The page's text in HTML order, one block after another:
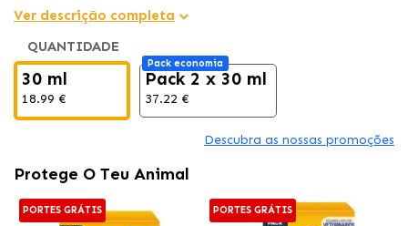
infecciosos, convalescença ou animais imunodeprimidos.
Ver descrição completa
QUANTIDADE
30 ml
18.99 €
Pack economia
Pack 2 x 30 ml
37.22 €
Descubra as nossas promoções
Protege O Teu Animal
PORTES GRÁTIS PORTES GRÁTIS